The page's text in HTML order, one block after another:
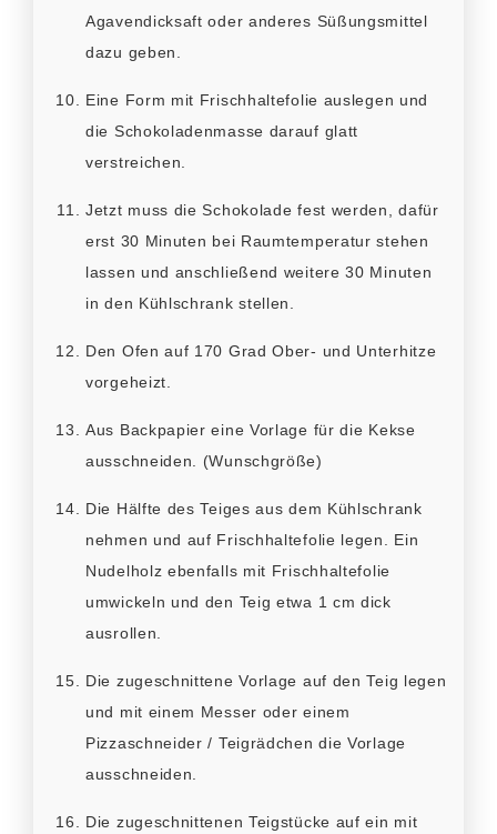
Agavendicksaft oder anderes Süßungsmittel
dazu geben.
Eine Form mit Frischhaltefolie auslegen und
die Schokoladenmasse darauf glatt
verstreichen.
Jetzt muss die Schokolade fest werden, dafür
erst 30 Minuten bei Raumtemperatur stehen
lassen und anschließend weitere 30 Minuten
in den Kühlschrank stellen.
Den Ofen auf 170 Grad Ober- und Unterhitze
vorgeheizt.
Aus Backpapier eine Vorlage für die Kekse
ausschneiden. (Wunschgröße)
Die Hälfte des Teiges aus dem Kühlschrank
nehmen und auf Frischhaltefolie legen. Ein
Nudelholz ebenfalls mit Frischhaltefolie
umwickeln und den Teig etwa 1 cm dick
ausrollen.
Die zugeschnittene Vorlage auf den Teig legen
und mit einem Messer oder einem
Pizzaschneider / Teigrädchen die Vorlage
ausschneiden.
Die zugeschnittenen Teigstücke auf ein mit